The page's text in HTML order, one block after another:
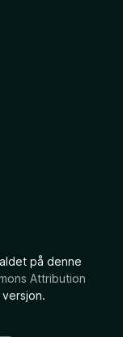
på denne
Attribution